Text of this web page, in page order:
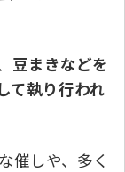
豆まきなどを
て執り行われ
催しや、多く